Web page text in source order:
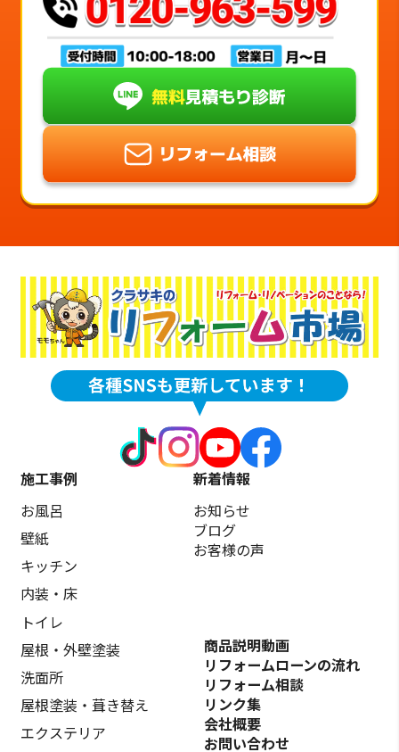
施工事例
お風呂
壁紙
キッチン
内装・床
トイレ
屋根・外壁塗装
洗面所
屋根塗装・葺き替え
エクステリア
新着情報
お知らせ
ブログ
お客様の声
商品説明動画
リフォームローンの流れ
リフォーム相談
リンク集
会社概要
お問い合わせ